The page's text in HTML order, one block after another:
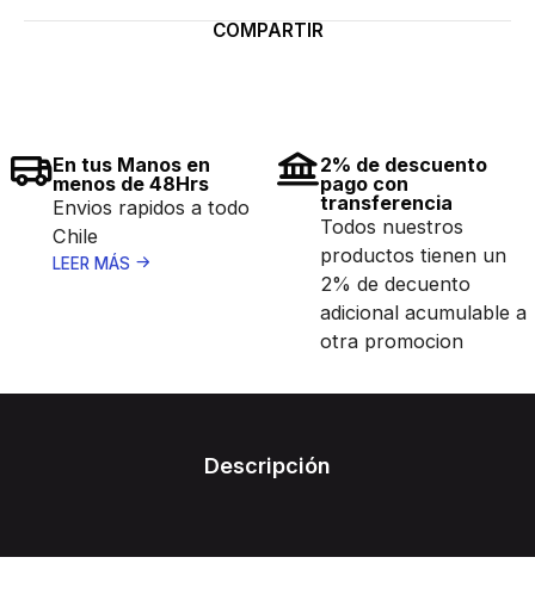
COMPARTIR
En tus Manos en
menos de 48Hrs
Envios rapidos a todo
Chile
LEER MÁS
2% de descuento
pago con
transferencia
Todos nuestros
productos tienen un
2% de decuento
adicional acumulable a
otra promocion
Descripción